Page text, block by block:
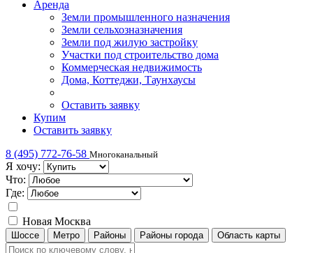
Аренда
Земли промышленного назначения
Земли сельхозназначения
Земли под жилую застройку
Участки под строительство дома
Коммерческая недвижимость
Дома, Коттеджи, Таунхаусы
Оставить заявку
Купим
Оставить заявку
8 (495) 772-76-58 Многоканальный
Я хочу:
Что:
Где:
Новая Москва
Шоссе Метро Районы Районы города Область карты